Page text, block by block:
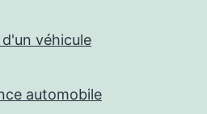
véhicule
automobile